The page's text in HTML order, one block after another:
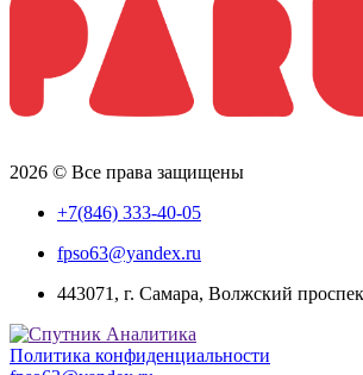
2026 © Все права защищены
+7(846) 333-40-05
fpso63@yandex.ru
443071, г. Самара, Волжский
Политика конфиденциальности